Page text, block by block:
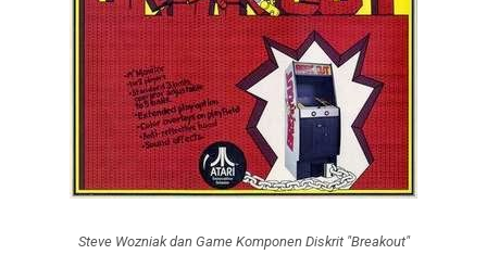
Steve Wozniak dan Game Komponen Diskrit "Breakout"